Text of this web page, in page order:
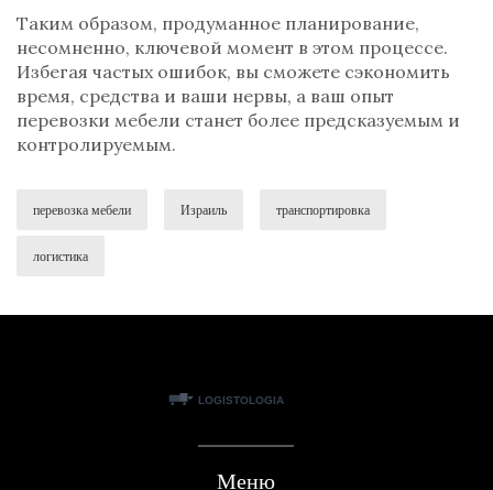
Таким образом, продуманное планирование,
несомненно, ключевой момент в этом процессе.
Избегая частых ошибок, вы сможете сэкономить
время, средства и ваши нервы, а ваш опыт
перевозки мебели станет более предсказуемым и
контролируемым.
перевозка мебели Израиль транспортировка
логистика
Меню